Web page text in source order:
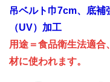
吊ベルト巾7cm、底補
（UV）加工
用途＝食品衛生法適
材に使われます。